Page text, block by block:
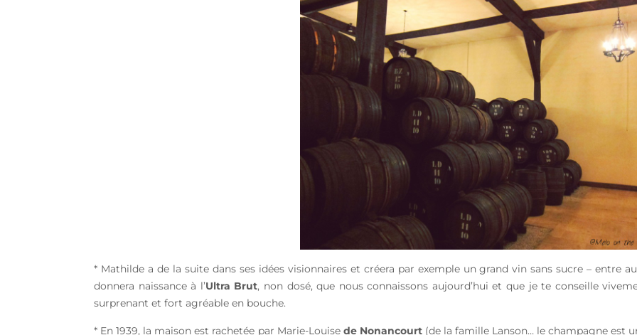
* Mathilde a de la suite dans ses idées visionnaires et créera par exemple un grand vin sans sucre – entre
donnera naissance à l’Ultra Brut, non dosé, que nous connaissons aujourd’hui et que je te conseille
surprenant et fort agréable en bouche.
* En 1939, la maison est rachetée par Marie-Louise de Nonancourt(de la famille Lanson… le champagne est